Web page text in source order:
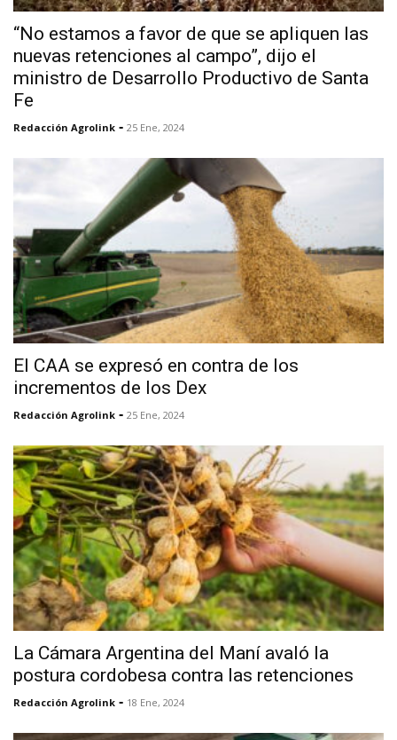
“No estamos a favor de que se apliquen las
nuevas retenciones al campo”, dijo el
ministro de Desarrollo Productivo de Santa
Fe
Redacción Agrolink - 25 Ene, 2024
El CAA se expresó en contra de los
incrementos de los Dex
Redacción Agrolink - 25 Ene, 2024
La Cámara Argentina del Maní avaló la
postura cordobesa contra las retenciones
Redacción Agrolink - 18 Ene, 2024